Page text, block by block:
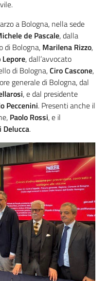
a Bologna, nella sede
de Pascale, dalla
di Bologna, Marilena Rizzo,
, dall’avvocato
di Bologna,Ciro Cascone,
generale di Bologna, dal
, e dal presidente
Peccenini. Presenti anche il
Paolo Rossi, e il
Delucca.